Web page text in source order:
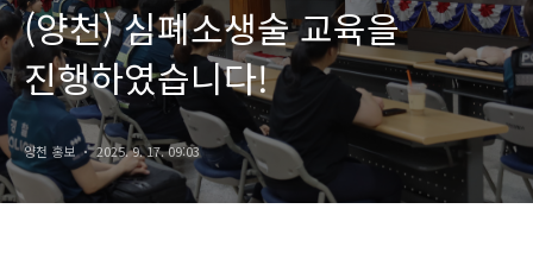
(양천) 심폐소생술 교육을
진행하였습니다!
양천 홍보 2025. 9. 17. 09:03